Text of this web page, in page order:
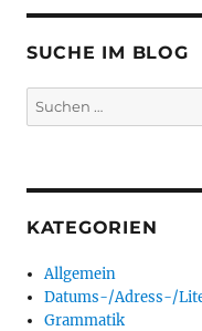
SUCHE IM BLOG
Suchen
nach:
KATEGORIEN
Allgemein
Datums-/Adress-/
Grammatik